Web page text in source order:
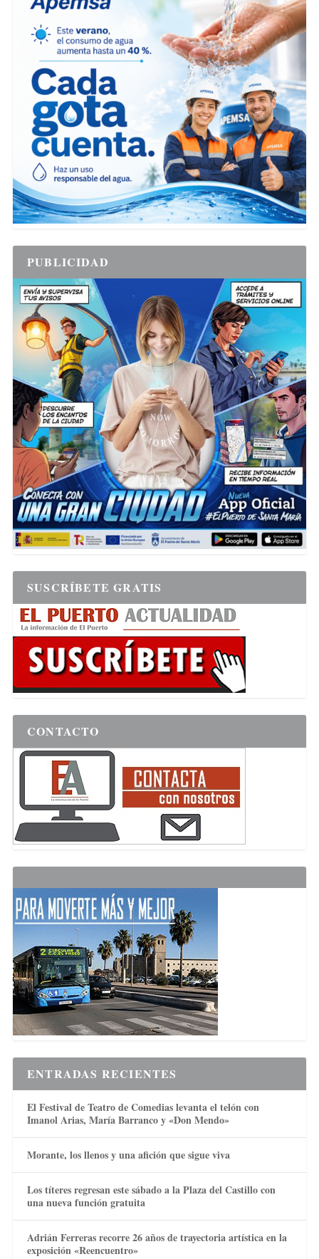
PUBLICIDAD
SUSCRÍBETE GRATIS
CONTACTO
ENTRADAS RECIENTES
El Festival de Teatro de Comedias levanta el telón con
Imanol Arias, María Barranco y «Don Mendo»
Morante, los llenos y una afición que sigue viva
Los títeres regresan este sábado a la Plaza del Castillo con
una nueva función gratuita
Adrián Ferreras recorre 26 años de trayectoria artística en la
exposición «Reencuentro»